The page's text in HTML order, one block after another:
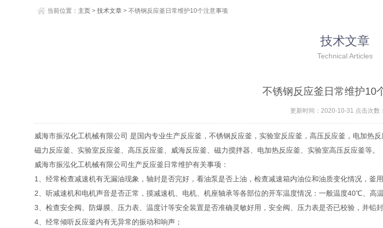
当前位置： 主页 >技术文章 > 不锈钢反应釜日常维护10个注意事项
技术文章
Technical Articles
不锈钢反应釜日常维护10
更新时间：2020-10-31 点击次数
威海市振泓化工机械有限公司 是国内专业生产反应釜，不锈钢反应釜，实验室反应釜，高压反应釜，电加热
磁力反应釜、实验室反应釜、高压反应釜、威海反应釜、磁力搅拌器、电加热反应釜、实验室高压反应釜等。
威海市振泓化工机械有限公司生产反应釜日常维护有关事项：
1、经常检查减速机有无漏油现象，轴封是否完好，看油泵是否上油，检查减速箱内油位和油质变化情况，釜
2、听减速机和电机声音是否正常，摸减速机、电机、机座轴承等各部位的开车温度情况：一般温度40℃、高
3、检查安全阀、防爆膜、压力表、温度计等安全装置是否准确灵敏好用，安全阀、压力表是否已校验，并铅
4、经常倾听反应釜内有无异常的振动和响声；